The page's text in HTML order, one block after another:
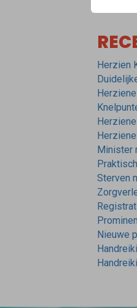
Herzien
Minister
Sterven
Nieuwe